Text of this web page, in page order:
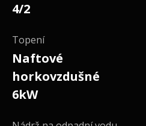
4/2
Topení
Naftové
horkovzdušné
6kW